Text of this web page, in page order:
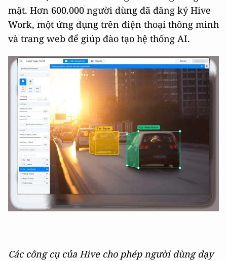
mặt. Hơn 600.000 người dùng đã đăng ký Hive
Work, một ứng dụng trên điện thoại thông minh
và trang web để giúp đào tạo hệ thống AI.
Các công cụ của Hive cho phép người dùng dạy